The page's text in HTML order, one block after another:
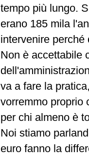
tempo più lungo.
erano 185 mila
intervenire
Non è accettabile
va a fare la
vorremmo proprio
per chi almeno è
Noi stiamo
euro fanno la